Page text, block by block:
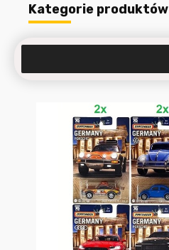
Kategorie produktów